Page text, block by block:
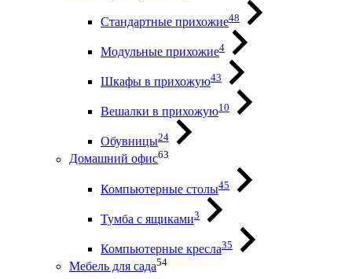
Стандартные прихожие48
Модульные прихожие4
Шкафы в прихожую43
Вешалки в прихожую10
Обувницы24
Домашний офис63
Компьютерные столы45
Тумба с ящиками3
Компьютерные кресла35
Мебель для сада54